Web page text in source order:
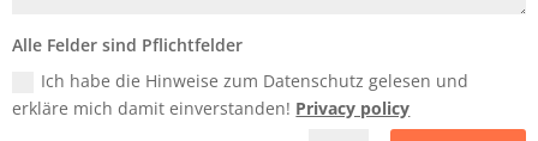
Alle Felder sind Pflichtfelder
Ich habe die Hinweise zum Datenschutz gelesen und
erkläre mich damit einverstanden! Privacy policy